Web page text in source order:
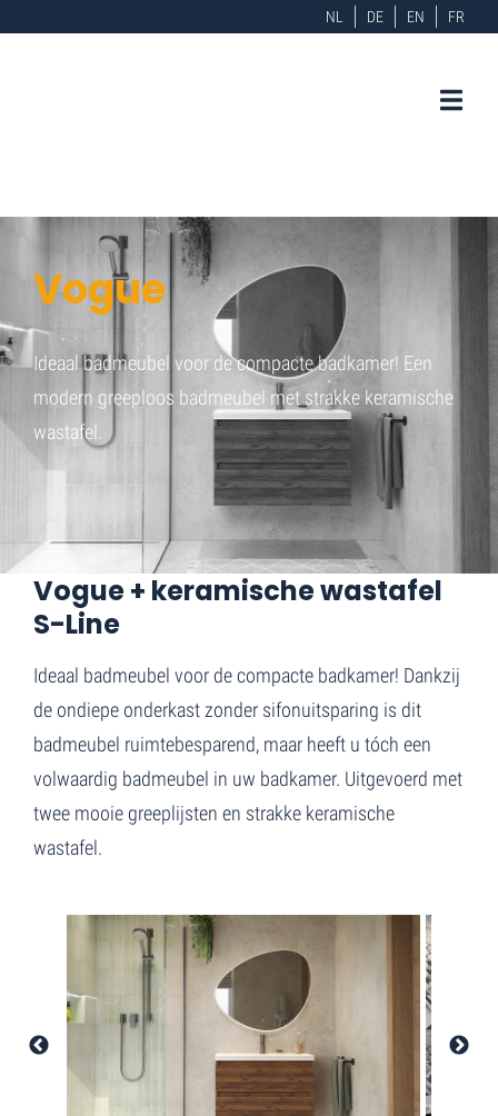
NL DE EN FR
Vogue
Ideaal badmeubel voor de compacte badkamer! Een
modern greeploos badmeubel met strakke keramische
wastafel.
Vogue + keramische wastafel
S-Line
Ideaal badmeubel voor de compacte badkamer! Dankzij
de ondiepe onderkast zonder sifonuitsparing is dit
badmeubel ruimtebesparend, maar heeft u tóch een
volwaardig badmeubel in uw badkamer. Uitgevoerd met
twee mooie greeplijsten en strakke keramische
wastafel.